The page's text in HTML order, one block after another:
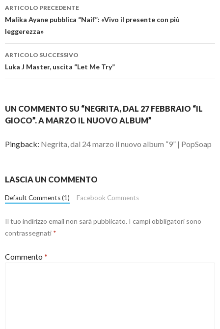
Navigazione
articolo
ARTICOLO PRECEDENTE
Malika Ayane pubblica “Naif”: «Vivo il presente con più
leggerezza»
ARTICOLO SUCCESSIVO
Luka J Master, uscita “Let Me Try”
UN COMMENTO SU “NEGRITA, DAL 27 FEBBRAIO “IL
GIOCO”. A MARZO IL NUOVO ALBUM”
Pingback: Negrita, dal 24 marzo il nuovo album “9” | PopSoap
LASCIA UN COMMENTO
Default Comments (1) Facebook Comments
Il tuo indirizzo email non sarà pubblicato. I campi obbligatori sono
contrassegnati *
Commento *